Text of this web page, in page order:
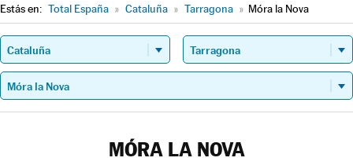
Estás en: Total España » Cataluña » Tarragona » Móra la Nova
MÓRA LA NOVA